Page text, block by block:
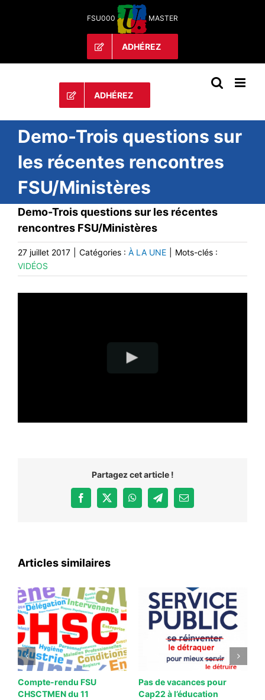
FSU000 MASTER
ADHÉREZ
ADHÉREZ
Demo-Trois questions sur
les récentes rencontres
FSU/Ministères
Demo-Trois questions sur les récentes
rencontres FSU/Ministères
27 juillet 2017 Catégories : À LA UNE
Mots-clés :
VIDÉOS
Partagez cet article !
Facebook
X WhatsAppTelegramEmail
Articles similaires
Compte-rendu FSU
CHSCTMEN du 11
Pas de vacances pour
Cap22 à l’éducation